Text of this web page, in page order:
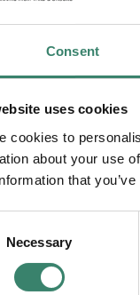
Consent
uses cookies
cookies to
about your use
that
Necessary
tagits bort
så